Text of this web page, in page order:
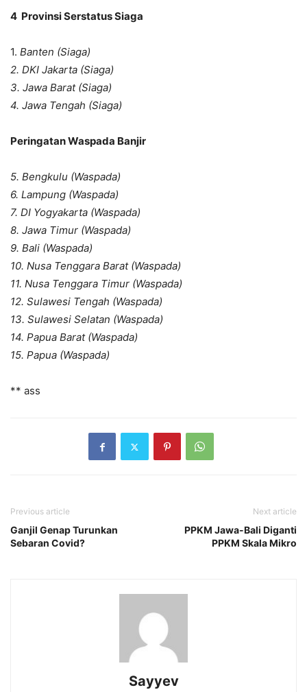
4 Provinsi Serstatus Siaga
1. Banten (Siaga)
2. DKI Jakarta (Siaga)
3. Jawa Barat (Siaga)
4. Jawa Tengah (Siaga)
Peringatan Waspada Banjir
5. Bengkulu (Waspada)
6. Lampung (Waspada)
7. DI Yogyakarta (Waspada)
8. Jawa Timur (Waspada)
9. Bali (Waspada)
10. Nusa Tenggara Barat (Waspada)
11. Nusa Tenggara Timur (Waspada)
12. Sulawesi Tengah (Waspada)
13. Sulawesi Selatan (Waspada)
14. Papua Barat (Waspada)
15. Papua (Waspada)
** ass
Previous article
Ganjil Genap Turunkan
Sebaran Covid?
Next article
PPKM Jawa-Bali Diganti
PPKM Skala Mikro
Sayyev